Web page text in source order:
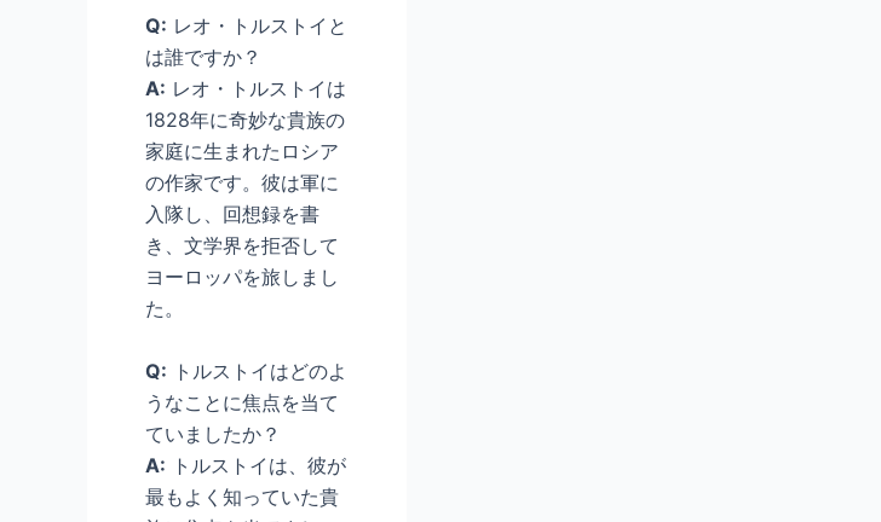
Q: レオ・トルストイと
は誰ですか？
A: レオ・トルストイは
1828年に奇妙な貴族の
家庭に生まれたロシア
の作家です。彼は軍に
入隊し、回想録を書
き、文学界を拒否して
ヨーロッパを旅しまし
た。
Q: トルストイはどのよ
うなことに焦点を当て
ていましたか？
A: トルストイは、彼が
最もよく知っていた貴